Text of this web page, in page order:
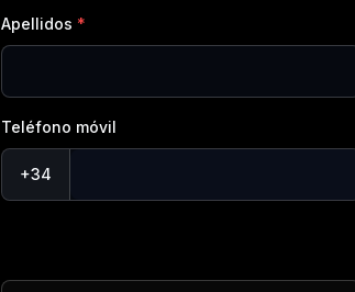
Apellidos
Teléfono móvil
+34